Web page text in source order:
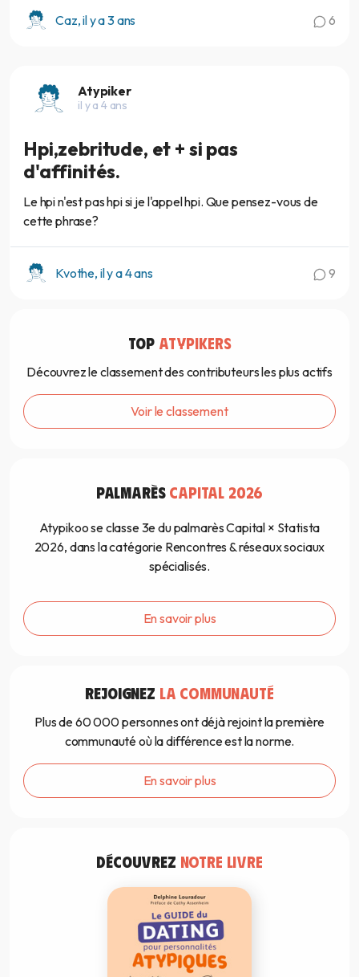
Caz, il y a 3 ans 6
Atypiker
il y a 4 ans
Hpi,zebritude, et + si pas
d'affinités.
Le hpi n'est pas hpi si je l'appel hpi. Que pensez-vous de
cette phrase?
Kvothe, il y a 4 ans 9
TOP ATYPIKERS
Découvrez le classement des contributeurs les plus actifs
Voir le classement
PALMARÈS CAPITAL 2026
Atypikoo se classe 3e du palmarès Capital × Statista
2026, dans la catégorie Rencontres & réseaux sociaux
spécialisés.
En savoir plus
REJOIGNEZ LA COMMUNAUTÉ
Plus de 60 000 personnes ont déjà rejoint la première
communauté où la différence est la norme.
En savoir plus
DÉCOUVREZ NOTRE LIVRE